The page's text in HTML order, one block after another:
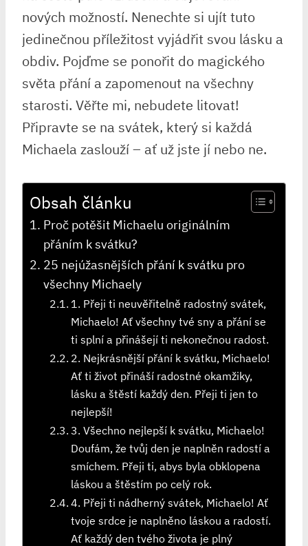
nových možností. Nenechte si ujít tuto
jedinečnou příležitost vyjádřit svou lásku a
obdiv. Pojďme se ponořit do magického
světa přání a zapomenout na všechny
starosti. Věřte mi, nebudete litovat!
Připravte se na svátek, který si každá
Michaela zaslouží – ať už jste jí nebo ne.
Obsah článku
Proč potěšit Michaelu originálním
přáním k svátku?
25 nejúžasnějších přání k svátku pro
všechny Michaely
1. Přeji ti neuvěřitelně radostný svátek,
Michaelo! Ať všechny tvé sny a přání se
ti splní a přinášejí ti nekonečnou radost.
2. Nejkrásnější přání k svátku, Michaelo!
Ať ti život přináší radostné okamžiky,
lásku a štěstí každý den. Přeji ti jen to
nejlepší!
3. Všechno nejlepší k svátku, Michaelo!
Doufám, že tvůj den je naplněn radostí a
smíchem. Přeji ti, abys byla obklopena
láskou a štěstím po celý rok.
4. Přeji ti nádherný svátek, Michaelo! Ať
tvoje srdce je naplněno láskou a radostí.
Ať každý den tvého života je plný